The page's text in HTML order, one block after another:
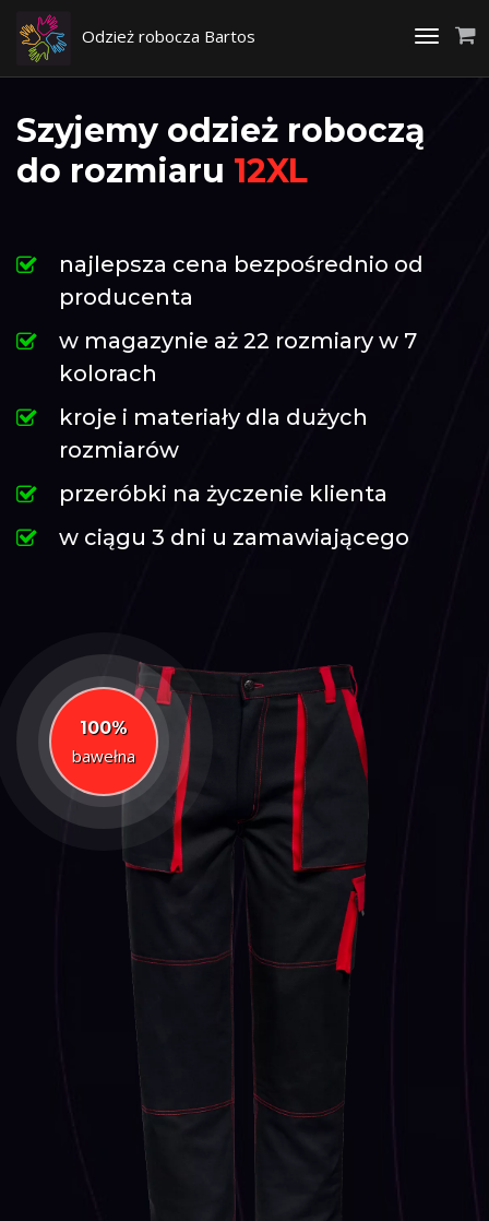
Toggle
Odzież robocza Bartos
Szyjemy odzież roboczą
do rozmiaru 12XL
najlepsza cena bezpośrednio od
producenta
w magazynie aż 22 rozmiary w 7
kolorach
kroje i materiały dla dużych
rozmiarów
przeróbki na życzenie klienta
w ciągu 3 dni u zamawiającego
100%
bawełna